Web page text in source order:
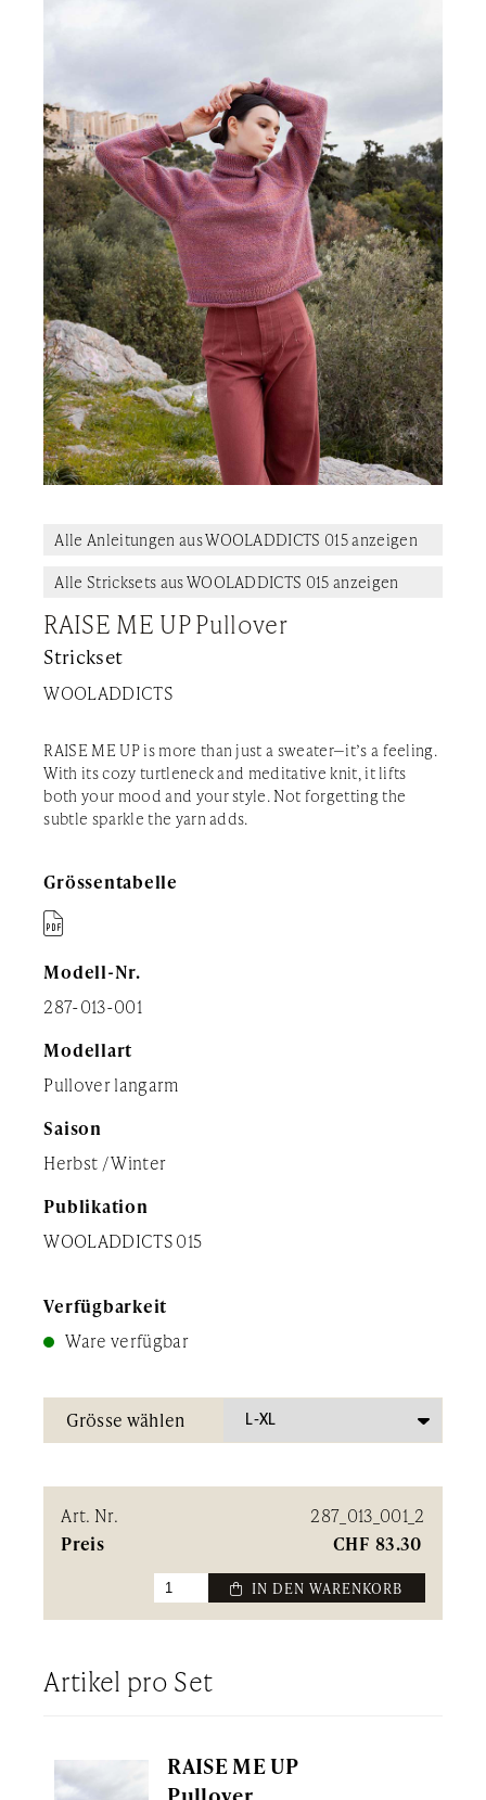
Alle Anleitungen aus WOOLADDICTS 015 anzeigen
Alle Stricksets aus WOOLADDICTS 015 anzeigen
RAISE ME UP Pullover
Strickset
WOOLADDICTS
RAISE ME UP is more than just a sweater—it’s a feeling.
With its cozy turtleneck and meditative knit, it lifts
both your mood and your style. Not forgetting the
subtle sparkle the yarn adds.
Grössentabelle

Modell-Nr.
287-013-001
Modellart
Pullover langarm
Saison
Herbst / Winter
Publikation
WOOLADDICTS 015
Verfügbarkeit
Ware verfügbar
Grösse wählen
Art. Nr. 287_013_001_2
Preis CHF 83.30
 IN DEN WARENKORB
Artikel pro Set
RAISE ME UP